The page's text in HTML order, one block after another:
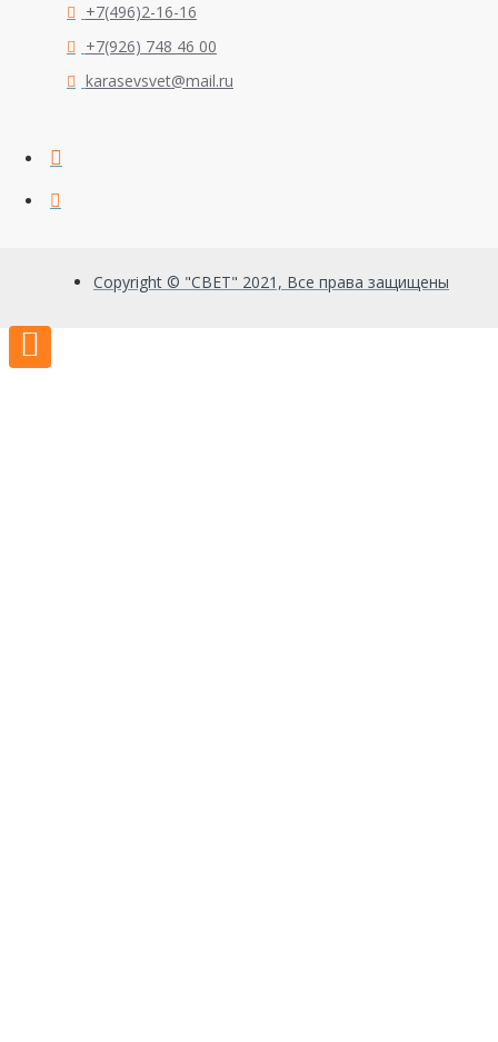
+7(496)2-16-16
+7(926) 748 46 00
karasevsvet@mail.ru
Copyright © "СВЕТ" 2021, Все права защищены